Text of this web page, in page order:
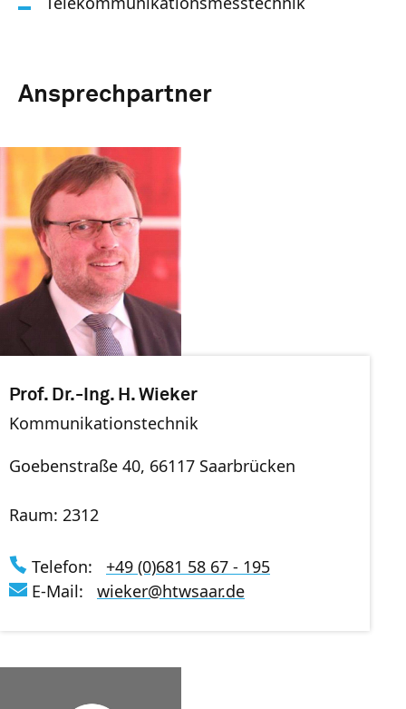
Ansprechpartner
Prof. Dr.-Ing. H. Wieker
Kommunikationstechnik
Goebenstraße 40, 66117 Saarbrücken
Raum: 2312
Telefon:
+49 (0)681 58 67 - 195
E-Mail:
wieker@htwsaar.de